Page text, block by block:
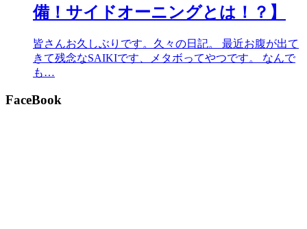
備！サイドオーニングとは！？】
皆さんお久しぶりです。久々の日記。 最近お腹が出て
きて残念なSAIKIです、メタボってやつです。 なんで
も…
FaceBook